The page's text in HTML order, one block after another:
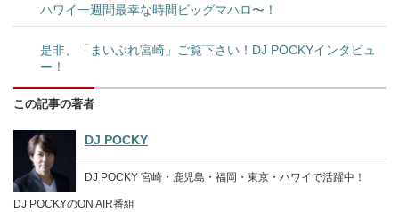
ハワイ一週間最幸な時間ビッグマハロ〜！
是非、「まいぷれ宮崎」ご覧下さい！DJ POCKYインタビュ
ー！
この記事の著者
DJ POCKY
DJ POCKY 宮崎・鹿児島・福岡・東京・ハワイで活躍中！
DJ POCKYのON AIR番組